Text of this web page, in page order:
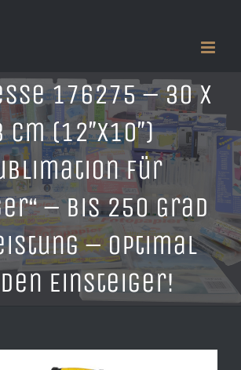
176275 – 30 x
cm (12″x10″)
für
– bis 250 Grad
– optimal
Einsteiger!